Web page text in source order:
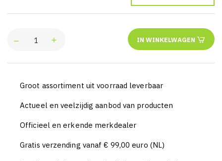
IN WINKELWAGEN
Groot assortiment uit voorraad leverbaar
Actueel en veelzijdig aanbod van producten
Officieel en erkende merkdealer
Gratis verzending vanaf € 99,00 euro (NL)